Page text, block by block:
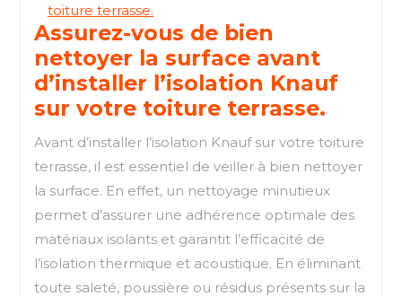
toiture terrasse.
Assurez-vous de bien
nettoyer la surface avant
d’installer l’isolation Knauf
sur votre toiture terrasse.
Avant d’installer l’isolation Knauf sur votre toiture
terrasse, il est essentiel de veiller à bien nettoyer
la surface. En effet, un nettoyage minutieux
permet d’assurer une adhérence optimale des
matériaux isolants et garantit l’efficacité de
l’isolation thermique et acoustique. En éliminant
toute saleté, poussière ou résidus présents sur la